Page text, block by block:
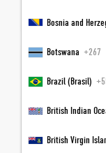
PERSÖNLICHE
Bosnia and
Botswana +267
Brazil (Brasil)
British Indian
British Virgin